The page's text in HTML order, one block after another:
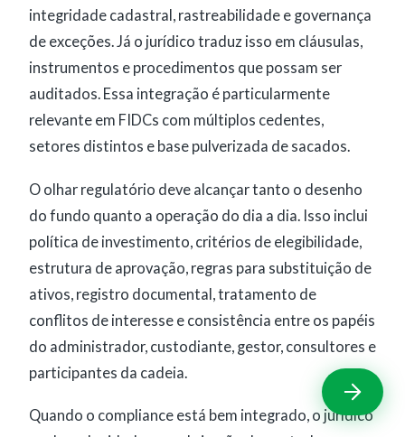
integridade cadastral, rastreabilidade e governança
de exceções. Já o jurídico traduz isso em cláusulas,
instrumentos e procedimentos que possam ser
auditados. Essa integração é particularmente
relevante em FIDCs com múltiplos cedentes,
setores distintos e base pulverizada de sacados.
O olhar regulatório deve alcançar tanto o desenho
do fundo quanto a operação do dia a dia. Isso inclui
política de investimento, critérios de elegibilidade,
estrutura de aprovação, regras para substituição de
ativos, registro documental, tratamento de
conflitos de interesse e consistência entre os papéis
do administrador, custodiante, gestor, consultores e
participantes da cadeia.
Quando o compliance está bem integrado, o jurídico